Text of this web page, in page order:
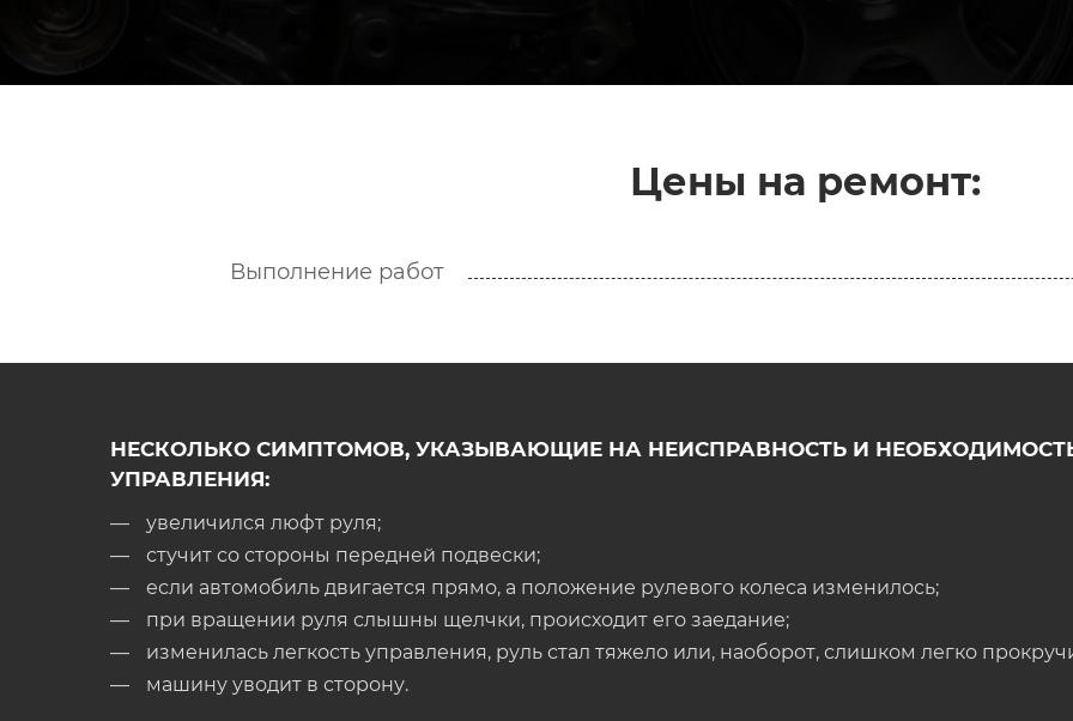
Цены на ремонт:
Выполнение работ
НЕСКОЛЬКО СИМПТОМОВ, УКАЗЫВАЮЩИЕ НА НЕИСПРАВНОСТЬ И
УПРАВЛЕНИЯ:
увеличился люфт руля;
стучит со стороны передней подвески;
если автомобиль двигается прямо, а положение рулевого колеса изменилось;
при вращении руля слышны щелчки, происходит его заедание;
изменилась легкость управления, руль стал тяжело или, наоборот, слишком легко
машину уводит в сторону.